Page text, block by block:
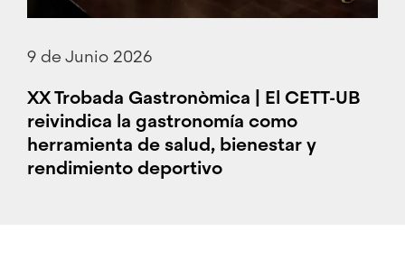
9 de Junio 2026
XX Trobada Gastronòmica | El CETT-UB
reivindica la gastronomía como
herramienta de salud, bienestar y
rendimiento deportivo